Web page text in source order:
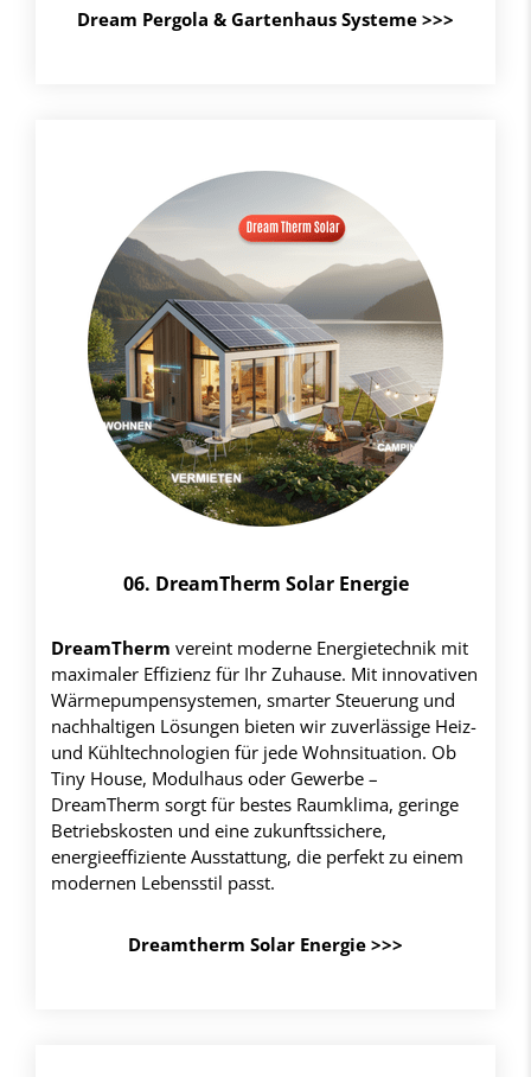
Dream Pergola & Gartenhaus Systeme>>>
06. DreamTherm Solar Energie
DreamTherm vereint moderne Energietechnik mit
maximaler Effizienz für Ihr Zuhause. Mit innovativen
Wärmepumpensystemen, smarter Steuerung und
nachhaltigen Lösungen bieten wir zuverlässige Heiz-
und Kühltechnologien für jede Wohnsituation. Ob
Tiny House, Modulhaus oder Gewerbe –
DreamTherm sorgt für bestes Raumklima, geringe
Betriebskosten und eine zukunftssichere,
energieeffiziente Ausstattung, die perfekt zu einem
modernen Lebensstil passt.
Dreamtherm Solar Energie >>>